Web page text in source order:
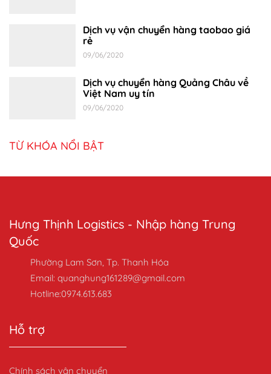
Dịch vụ vận chuyển hàng taobao giá
rẻ
09/06/2020
Dịch vụ chuyển hàng Quảng Châu về
Việt Nam uy tín
09/06/2020
TỪ KHÓA NỔI BẬT
Hưng Thịnh Logistics - Nhập hàng Trung
Quốc
Phường Lam Sơn, Tp. Thanh Hóa
Email: quanghung161289@gmail.com
Hotline:0974.613.683
Hỗ trợ
Chính sách vận chuyển